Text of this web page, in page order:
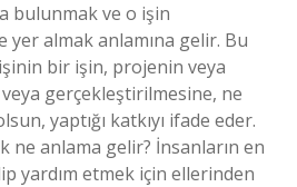
bulunmak ve o işin
almak anlamına gelir. Bu
bir işin, projenin veya
gerçekleştirilmesine, ne
yaptığı katkıyı ifade eder.
ne anlama gelir? İnsanların en
yardım etmek için ellerinden